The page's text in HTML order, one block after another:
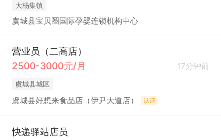
大杨集镇
虞城县宝贝圈国际孕婴连锁机构中心
营业员（二高店）
2500-3000元/月
17分钟前
虞城县城区
虞城县好想来食品店（伊尹大道店） 认证
快递驿站店员